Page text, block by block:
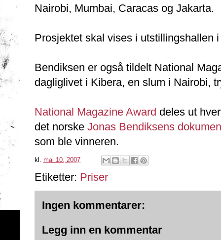
Nairobi, Mumbai, Caracas og Jakarta.
Prosjektet skal vises i utstillingshallen
Bendiksen er også tildelt National
dagliglivet i Kibera, en slum i Nairobi,
National Magazine Award deles ut
det norske Jonas Bendiksens
som ble vinneren.
kl. mai 10, 2007
Etiketter: Priser
Ingen kommentarer:
Legg inn en kommentar